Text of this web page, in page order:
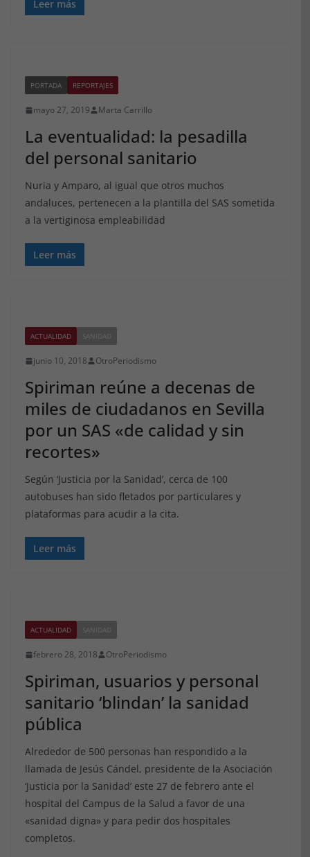
Leer más
PORTADA REPORTAJES
mayo 27, 2019 Marta Carrillo
La eventualidad: la pesadilla
del personal sanitario
Nuria y Amparo, al igual que otros muchos
andaluces, pertenecen a la plantilla del SAS sometida
a la vertiginosa empleabilidad
Leer más
ACTUALIDAD SANIDAD
junio 10, 2018 OtroPeriodismo
Spiriman reúne a decenas de
miles de ciudadanos en Sevilla
por un SAS «de calidad y sin
recortes»
Según ‘Justicia por la Sanidad’, cerca de 100
autobuses han sido fletados por particulares y
plataformas para acudir a la cita.
Leer más
ACTUALIDAD SANIDAD
febrero 28, 2018 OtroPeriodismo
Spiriman, usuarios y personal
sanitario ‘blindan’ la sanidad
pública
Alrededor de 500 personas han respondido a la
llamada de Jesús Cándel, presidente de la Asociación
‘Justicia por la Sanidad’ este 27 de febrero ante el
hospital del Campus de la Salud a favor de una
«sanidad digna» y para pedir dos hospitales
completos.